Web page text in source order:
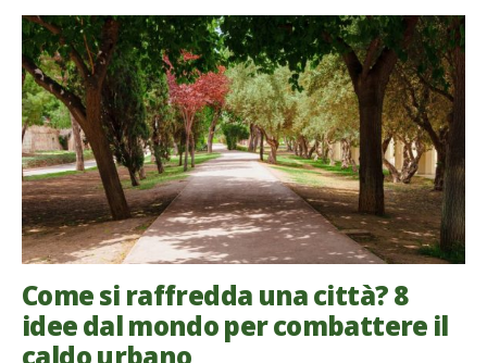
Come si raffredda una città? 8
idee dal mondo per combattere il